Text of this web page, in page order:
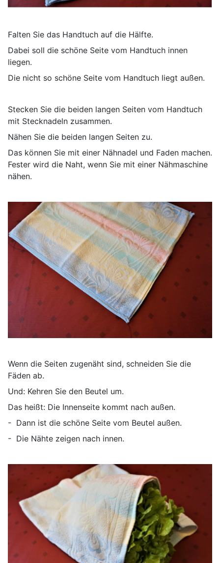
Falten Sie das Handtuch auf die Hälfte.
Dabei soll die schöne Seite vom Handtuch innen
liegen.
Die nicht so schöne Seite vom Handtuch liegt außen.
Stecken Sie die beiden langen Seiten vom Handtuch
mit Stecknadeln zusammen.
Nähen Sie die beiden langen Seiten zu.
Das können Sie mit einer Nähnadel und Faden machen.
Fester wird die Naht, wenn Sie mit einer Nähmaschine
nähen.
Wenn die Seiten zugenäht sind, schneiden Sie die
Fäden ab.
Und: Kehren Sie den Beutel um.
Das heißt: Die Innenseite kommt nach außen.
- Dann ist die schöne Seite vom Beutel außen.
- Die Nähte zeigen nach innen.